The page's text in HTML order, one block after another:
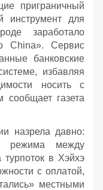
приграничный
инструмент для
заработало
China». Сервис
банковские
избавляя
носить с
газета
назрела давно:
режима между
в Хэйхэ
с оплатой,
местными